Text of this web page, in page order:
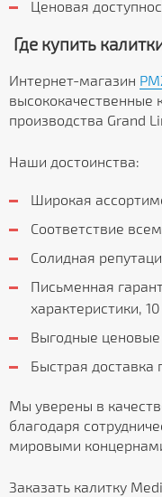
Ценовая
Где купить
Интернет-магазин
высококачественные
производства Grand
Наши достоинства:
Широкая
Соответствие
Солидная
Письменная
характеристики,
Выгодные
Быстрая доставка
Мы уверены в
благодаря
мировыми
Заказать калитку